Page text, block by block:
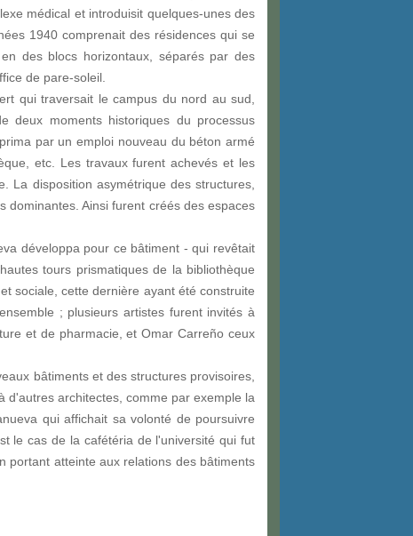
médical et introduisit quelques-unes des
1940 comprenait des résidences qui se
des blocs horizontaux, séparés par des
de pare-soleil.
qui traversait le campus du nord au sud,
deux moments historiques du processus
par un emploi nouveau du béton armé
etc. Les travaux furent achevés et les
La disposition asymétrique des structures,
dominantes. Ainsi furent créés des espaces
développa pour ce bâtiment - qui revêtait
tours prismatiques de la bibliothèque
sociale, cette dernière ayant été construite
; plusieurs artistes furent invités à
et de pharmacie, et Omar Carreño ceux
bâtiments et des structures provisoires,
d'autres architectes, comme par exemple la
qui affichait sa volonté de poursuivre
le cas de la cafétéria de l'université qui fut
portant atteinte aux relations des bâtiments